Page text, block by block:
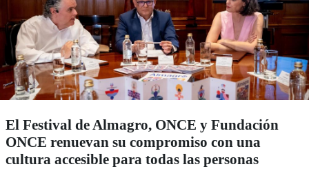
El Festival de Almagro, ONCE y Fundación
ONCE renuevan su compromiso con una
cultura accesible para todas las personas